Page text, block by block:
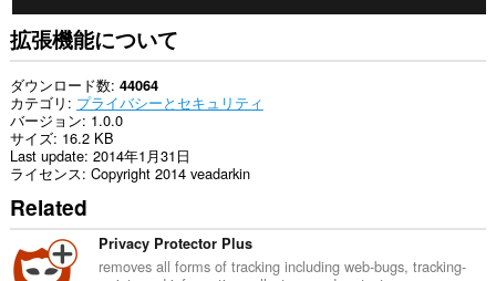
拡張機能について
ダウンロード数 44064
カテゴリ
プライバシーとセキュリティ
バージョン 1.0.0
サイズ 16.2 KB
Last update 2014年1月31日
ライセンス Copyright 2014 veadarkin
Related
Privacy Protector Plus
removes all forms of tracking including web-bugs, tracking-